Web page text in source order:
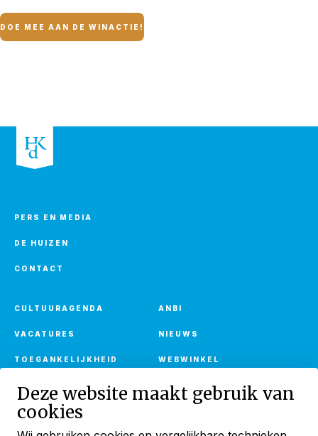
Deze website maakt gebruik van
cookies
DOE MEE AAN DE WINACTIE!
PERS EN MEDIA
DE HUIZEN
CONTACT
CULTUURAGENDA
VACATURES
TOEGANKELIJKHEID
ANBI
NIEUWS
WEBWINKEL
Ontvang onze nieuwsbrief